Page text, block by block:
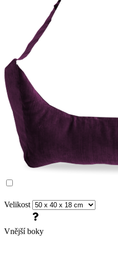
Velikost
Vnější boky